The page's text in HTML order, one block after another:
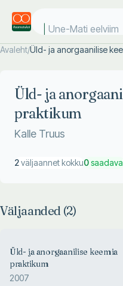
Une-Mati eelviimas
Avaleht/Üld- ja anorgaanilise
Üld- ja
praktikum
Kalle Truus
2väljaannet kokku0
Väljaanded (2)
Üld- ja anorgaanilise keemia
praktikum
2007